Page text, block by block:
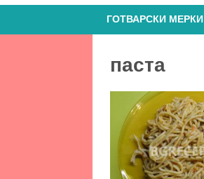
ГОТВАРСКИ МЕРКИ
паста